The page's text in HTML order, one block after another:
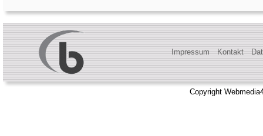
Impressum Kontakt
Copyright